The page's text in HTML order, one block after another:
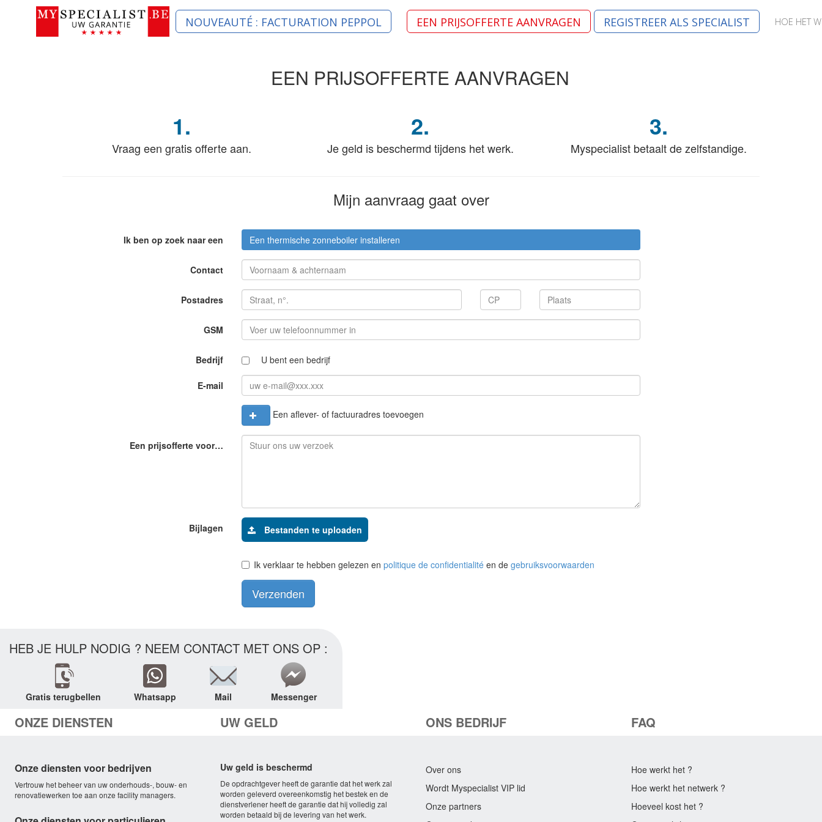
NOUVEAUTÉ : FACTURATION PEPPOL EEN PRIJSOFFERTE AANVRAGEN REGISTREER ALS SPECIALIST HOE HET
EEN PRIJSOFFERTE AANVRAGEN
1.
Vraag een gratis offerte aan.
2.
Je geld is beschermd tijdens het werk.
3.
Myspecialist betaalt de zelfstandige.
Mijn aanvraag gaat over
Ik ben op zoek naar een Een thermische zonneboiler installeren
Contact
Postadres
GSM
Bedrijf U bent een bedrijf
E-mail
Een aflever- of factuuradres toevoegen
Een prijsofferte voor…
Bijlagen Bestanden te uploaden
Ik verklaar te hebben gelezen en politique de confidentialitéen de gebruiksvoorwaarden
Verzenden
HEB JE HULP NODIG ? NEEM CONTACT MET ONS OP :
Gratis terugbellen Whatsapp Mail Messenger
ONZE DIENSTEN
Onze diensten voor bedrijven
Vertrouw het beheer van uw onderhouds-, bouw- en
renovatiewerken toe aan onze facility managers.
UW GELD
Uw geld is beschermd
De opdrachtgever heeft de garantie dat het werk zal
worden geleverd overeenkomstig het bestek en de
dienstverlener heeft de garantie dat hij volledig zal
worden betaald bij de levering van het werk.
ONS BEDRIJF
Over ons
Wordt Myspecialist VIP lid
Onze partners
FAQ
Hoe werkt het ?
Hoe werkt het netwerk ?
Hoeveel kost het ?